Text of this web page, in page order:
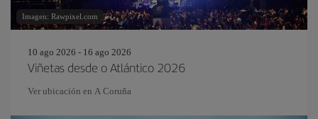
Imagen: Rawpixel.com
10 ago 2026 - 16 ago 2026
Viñetas desde o Atlántico 2026
Ver ubicación en A Coruña